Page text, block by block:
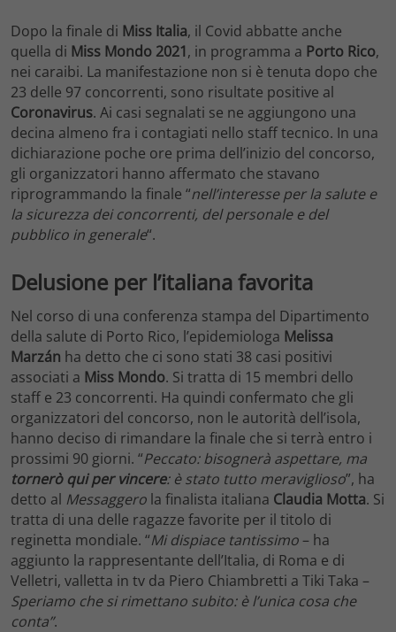
Dopo la finale di Miss Italia, il Covid abbatte anche
quella di Miss Mondo 2021, in programma a Porto Rico,
nei caraibi. La manifestazione non si è tenuta dopo che
23 delle 97 concorrenti, sono risultate positive al
Coronavirus. Ai casi segnalati se ne aggiungono una
decina almeno fra i contagiati nello staff tecnico. In una
dichiarazione poche ore prima dell’inizio del concorso,
gli organizzatori hanno affermato che stavano
riprogrammando la finale “nell’interesse per la salute e
la sicurezza dei concorrenti, del personale e del
pubblico in generale“.
Delusione per l’italiana favorita
Nel corso di una conferenza stampa del Dipartimento
della salute di Porto Rico, l’epidemiologa Melissa
Marzán ha detto che ci sono stati 38 casi positivi
associati a Miss Mondo. Si tratta di 15 membri dello
staff e 23 concorrenti. Ha quindi confermato che gli
organizzatori del concorso, non le autorità dell’isola,
hanno deciso di rimandare la finale che si terrà entro i
prossimi 90 giorni. “Peccato: bisognerà aspettare, ma
tornerò qui per vincere: è stato tutto meraviglioso”, ha
detto al Messaggero la finalista italiana Claudia Motta. Si
tratta di una delle ragazze favorite per il titolo di
reginetta mondiale. “Mi dispiace tantissimo– ha
aggiunto la rappresentante dell’Italia, di Roma e di
Velletri, valletta in tv da Piero Chiambretti a Tiki Taka –
Speriamo che si rimettano subito: è l’unica cosa che
conta”.